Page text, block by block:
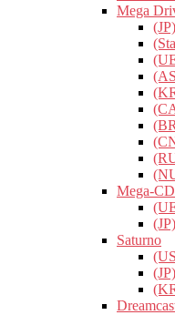
Mega
(JP)
Mega-
(JP)
Saturno
(JP)